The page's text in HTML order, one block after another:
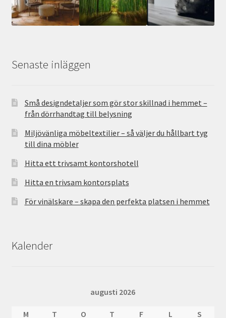
Senaste inläggen
Små designdetaljer som gör stor skillnad i hemmet –
från dörrhandtag till belysning
Miljövänliga möbeltextilier – så väljer du hållbart tyg
till dina möbler
Hitta ett trivsamt kontorshotell
Hitta en trivsam kontorsplats
För vinälskare – skapa den perfekta platsen i hemmet
Kalender
augusti 2026
M T O T F L S